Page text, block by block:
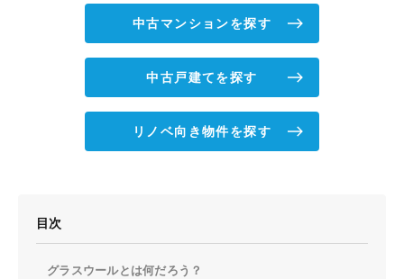
中古マンションを探す
中古戸建てを探す
リノベ向き物件を探す
目次
グラスウールとは何だろう？